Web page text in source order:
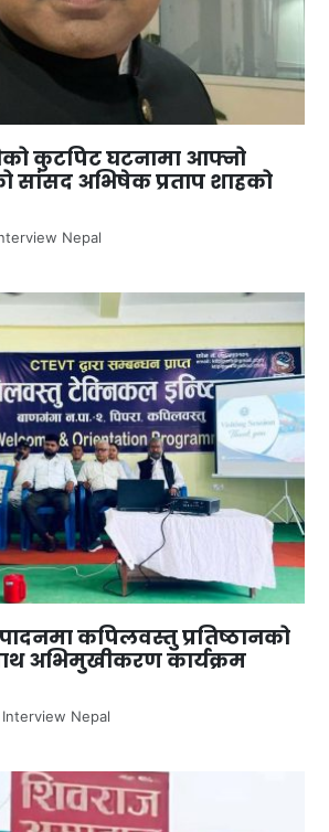
कुटपिट घटनामा आफ्नो
सांसद अभिषेक प्रताप शाहको
Nepal
कपिलवस्तु प्रतिष्ठानको
अभिमुखीकरण कार्यक्रम
Interview Nepal